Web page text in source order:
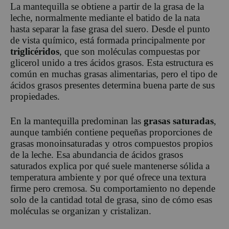
La mantequilla se obtiene a partir de la grasa de la
leche, normalmente mediante el batido de la nata
hasta separar la fase grasa del suero. Desde el punto
de vista químico, está formada principalmente por
triglicéridos, que son moléculas compuestas por
glicerol unido a tres ácidos grasos. Esta estructura es
común en muchas grasas alimentarias, pero el tipo de
ácidos grasos presentes determina buena parte de sus
propiedades.
En la mantequilla predominan las grasas saturadas,
aunque también contiene pequeñas proporciones de
grasas monoinsaturadas y otros compuestos propios
de la leche. Esa abundancia de ácidos grasos
saturados explica por qué suele mantenerse sólida a
temperatura ambiente y por qué ofrece una textura
firme pero cremosa. Su comportamiento no depende
solo de la cantidad total de grasa, sino de cómo esas
moléculas se organizan y cristalizan.